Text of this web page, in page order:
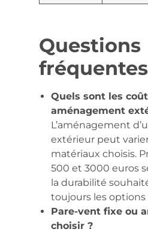
Questions
fréquentes
Quels sont les
aménagement
L’aménagement
extérieur peut
matériaux choisis.
500 et 3000 euros
la durabilité
toujours les options
Pare-vent fixe ou
choisir ?